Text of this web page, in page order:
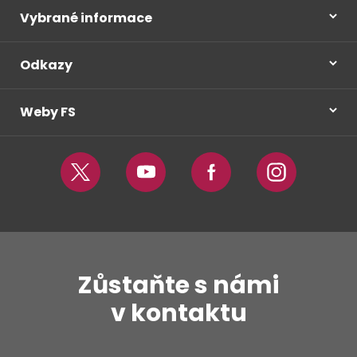
Vybrané informace
Odkazy
Weby FS
Twitter Youtube Facebook Instagram
Zůstaňte s námi
v kontaktu